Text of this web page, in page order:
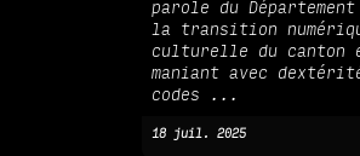
parole du
la transition
culturelle du
maniant avec
codes ...
18 juil. 2025